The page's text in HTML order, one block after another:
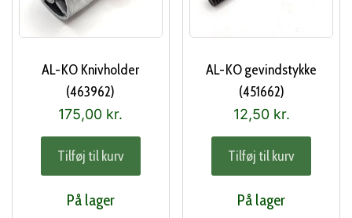
AL-KO Knivholder
(463962)
175,00 kr.
Tilføj til kurv
På lager
AL-KO gevindstykke
(451662)
12,50 kr.
Tilføj til kurv
På lager